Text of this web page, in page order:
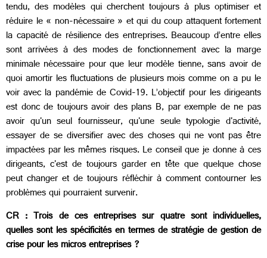
tendu, des modèles qui cherchent toujours à plus optimiser et
réduire le « non-nécessaire » et qui du coup attaquent fortement
la capacité de résilience des entreprises. Beaucoup d’entre elles
sont arrivées à des modes de fonctionnement avec la marge
minimale nécessaire pour que leur modèle tienne, sans avoir de
quoi amortir les fluctuations de plusieurs mois comme on a pu le
voir avec la pandémie de Covid-19. L’objectif pour les dirigeants
est donc de toujours avoir des plans B, par exemple de ne pas
avoir qu'un seul fournisseur, qu'une seule typologie d'activité,
essayer de se diversifier avec des choses qui ne vont pas être
impactées par les mêmes risques. Le conseil que je donne à ces
dirigeants, c'est de toujours garder en tête que quelque chose
peut changer et de toujours réfléchir à comment contourner les
problèmes qui pourraient survenir.
CR : Trois de ces entreprises sur quatre sont individuelles,
quelles sont les spécificités en termes de stratégie de gestion de
crise pour les micros entreprises ?